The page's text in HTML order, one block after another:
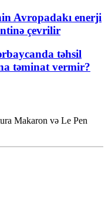
Avropadakı enerji
çevrilir
təhsil
təminat vermir?
Makaron və Le Pen